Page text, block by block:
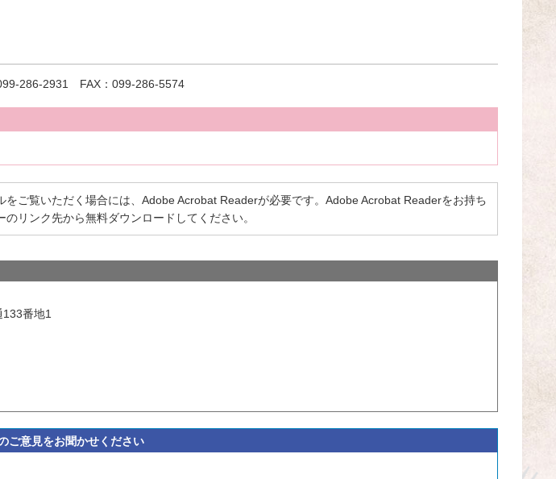
286-2931 FAX：099-286-5574
をご覧いただく場合には、Adobe Acrobat Readerが必要です。Adobe Acrobat Readerをお持ち
のリンク先から無料ダウンロードしてください。
番地1
ご意見をお聞かせください